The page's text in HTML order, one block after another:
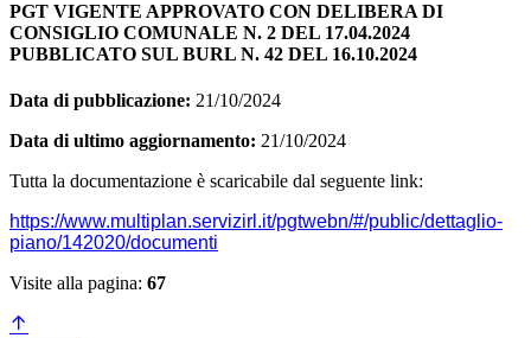
PGT VIGENTE APPROVATO CON DELIBERA DI
CONSIGLIO COMUNALE N. 2 DEL 17.04.2024
PUBBLICATO SUL BURL N. 42 DEL 16.10.2024
Data di pubblicazione: 21/10/2024
Data di ultimo aggiornamento: 21/10/2024
Tutta la documentazione è scaricabile dal seguente link:
https://www.multiplan.servizirl.it/pgtwebn/#/public/dettaglio-
piano/142020/documenti
Visite alla pagina: 67